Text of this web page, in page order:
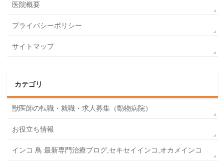
医院概要
プライバシーポリシー
サイトマップ
カテゴリ
獣医師の転職・就職・求人募集（動物病院）
お役立ち情報
インコ 鳥 最新専門治療ブログ,セキセイインコ,オカメインコ